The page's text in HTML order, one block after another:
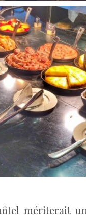
mériterait